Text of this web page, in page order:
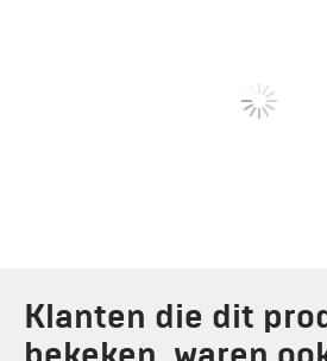
Klanten die dit